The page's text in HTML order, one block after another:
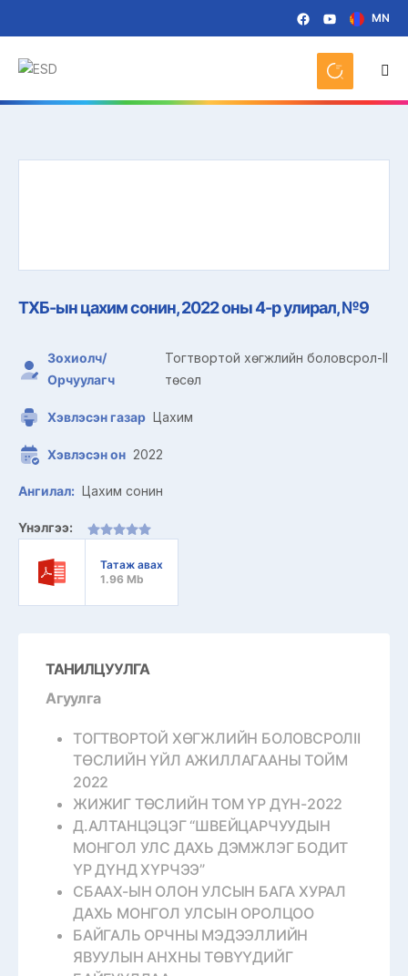
MN
ТХБ-ын цахим сонин, 2022 оны 4-р улирал, №9
Зохиолч/
Орчуулагч
Тогтвортой хөгжлийн боловсрол-II
төсөл
Хэвлэсэн газар Цахим
Хэвлэсэн он 2022
Ангилал: Цахим сонин
Үнэлгээ:
Татаж авах
1.96 Mb
ТАНИЛЦУУЛГА
Агуулга
ТОГТВОРТОЙ ХӨГЖЛИЙН БОЛОВСРОЛII
ТӨСЛИЙН ҮЙЛ АЖИЛЛАГААНЫ ТОЙМ
2022
ЖИЖИГ ТӨСЛИЙН ТОМ ҮР ДҮН-2022
Д.АЛТАНЦЭЦЭГ “ШВЕЙЦАРЧУУДЫН
МОНГОЛ УЛС ДАХЬ ДЭМЖЛЭГ БОДИТ
ҮР ДҮНД ХҮРЧЭЭ”
СБААХ-ЫН ОЛОН УЛСЫН БАГА ХУРАЛ
ДАХЬ МОНГОЛ УЛСЫН ОРОЛЦОО
БАЙГАЛЬ ОРЧНЫ МЭДЭЭЛЛИЙН
ЯВУУЛЫН АНХНЫ ТӨВҮҮДИЙГ